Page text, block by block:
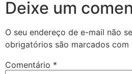
Deixe um
O seu endereço de e-mail não
obrigatórios são marcados com
Comentário *